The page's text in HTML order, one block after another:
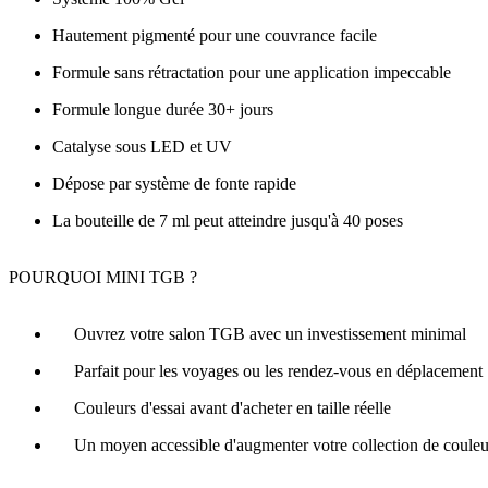
Hautement pigmenté pour une couvrance facile
Formule sans rétractation pour une application impeccable
Formule longue durée 30+ jours
Catalyse sous LED et UV
Dépose par système de fonte rapide
La bouteille de 7 ml peut atteindre jusqu'à 40 poses
POURQUOI MINI TGB ?
Ouvrez votre salon TGB avec un investissement minimal
Parfait pour les voyages ou les rendez-vous en déplacement
Couleurs d'essai avant d'acheter en taille réelle
Un moyen accessible d'augmenter votre collection de